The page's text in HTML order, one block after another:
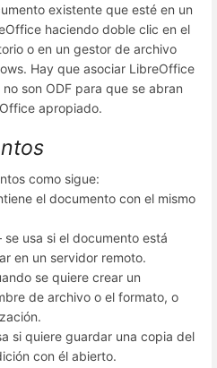
existente que esté en un
haciendo doble clic en el
o en un gestor de archivo
Hay que asociar LibreOffice
son ODF para que se abran
apropiado.
como sigue:
el documento con el mismo
se usa si el documento está
en un servidor remoto.
se quiere crear un
de archivo o el formato, o
si quiere guardar una copia del
con él abierto.